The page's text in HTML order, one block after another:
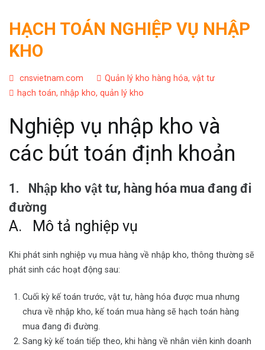
HẠCH TOÁN NGHIỆP VỤ NHẬP
KHO
cnsvietnam.com
Quản lý kho hàng hóa, vật tư
hạch toán, nhập kho, quản lý kho
Nghiệp vụ nhập kho và
các bút toán định khoản
1.
Nhập kho vật tư, hàng hóa mua đang đi
đường
A. Mô tả nghiệp vụ
Khi phát sinh nghiệp vụ mua hàng về nhập kho, thông thường sẽ
phát sinh các hoạt động sau:
Cuối kỳ kế toán trước, vật tư, hàng hóa được mua nhưng
chưa về nhập kho, kế toán mua hàng sẽ hạch toán hàng
mua đang đi đường.
Sang kỳ kế toán tiếp theo, khi hàng về nhân viên kinh doanh